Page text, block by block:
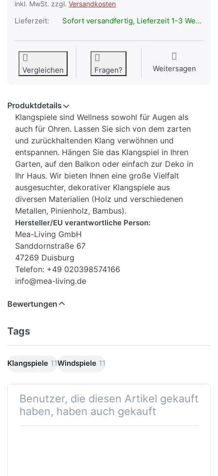
inkl. MwSt. zzgl. Versandkosten
Lieferzeit: Sofort versandfertig, Lieferzeit 1-3 Werktage.
Vergleichen Fragen? Weitersagen
Produktdetails
Klangspiele sind Wellness sowohl für Augen als
auch für Ohren. Lassen Sie sich von dem zarten
und zurückhaltenden Klang verwöhnen und
entspannen. Hängen Sie das Klangspiel in Ihren
Garten, auf den Balkon oder einfach zur Deko in
Ihr Haus. Wir bieten Ihnen eine große Vielfalt
ausgesuchter, dekorativer Klangspiele aus
diversen Materialien (Holz und verschiedenen
Metallen, Pinienholz, Bambus).
Hersteller/EU verantwortliche Person:
Mea-Living GmbH
Sanddornstraße 67
47269 Duisburg
Telefon: +49 020398574166
info@mea-living.de
Bewertungen
Tags
Klangspiele 11Windspiele 11
Benutzer, die diesen Artikel gekauft
haben, haben auch gekauft